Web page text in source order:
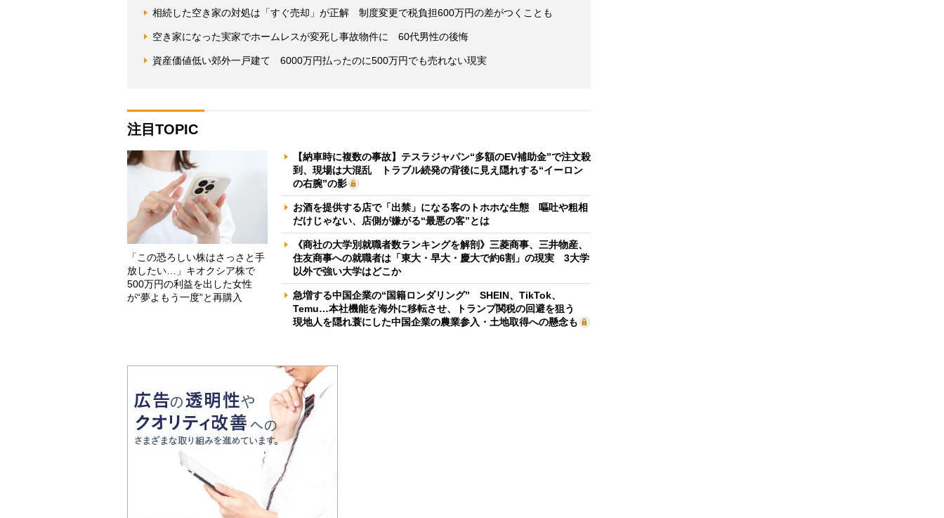
相続した空き家の対処は「すぐ売却」が正解 制度変更で税負担600万円の差がつくことも
空き家になった実家でホームレスが変死し事故物件に 60代男性の後悔
資産価値低い郊外一戸建て 6000万円払ったのに500万円でも売れない現実
注目TOPIC
「この恐ろしい株はさっさと手
放したい…」キオクシア株で
500万円の利益を出した女性
が“夢よもう一度”と再購入
【納車時に複数の事故】テスラジャパン“多額のEV補助金”で注文殺
到、現場は大混乱 トラブル続発の背後に見え隠れする“イーロン
の右腕”の影
お酒を提供する店で「出禁」になる客のトホホな生態 嘔吐や粗相
だけじゃない、店側が嫌がる“最悪の客”とは
《商社の大学別就職者数ランキングを解剖》三菱商事、三井物産、
住友商事への就職者は「東大・早大・慶大で約6割」の現実 3大学
以外で強い大学はどこか
急増する中国企業の“国籍ロンダリング” SHEIN、TikTok、
Temu…本社機能を海外に移転させ、トランプ関税の回避を狙う
現地人を隠れ蓑にした中国企業の農業参入・土地取得への懸念も